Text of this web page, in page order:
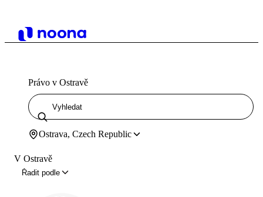
Právo v Ostravě
Ostrava, Czech Republic
V Ostravě
Řadit podle